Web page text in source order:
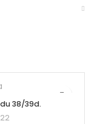
38/39d.